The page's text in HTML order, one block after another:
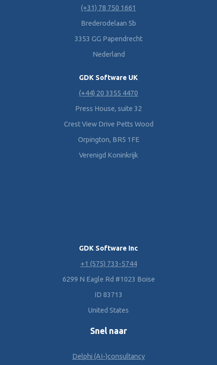
(+31) 78 750 1661
Brederodelaan 5b
3353 GG Papendrecht
Nederland
GDK Software UK
(+44) 20 3355 4470
Press House, suite 32
Crest View Drive Petts Wood
Orpington, BR5 1FE
Verenigd Koninkrijk
GDK Software Inc
+1 (575) 733-5744
6299 N Eagle Rd #1023 Boise
ID 83713
United States
Snel naar
Delphi (AI-)consultancy